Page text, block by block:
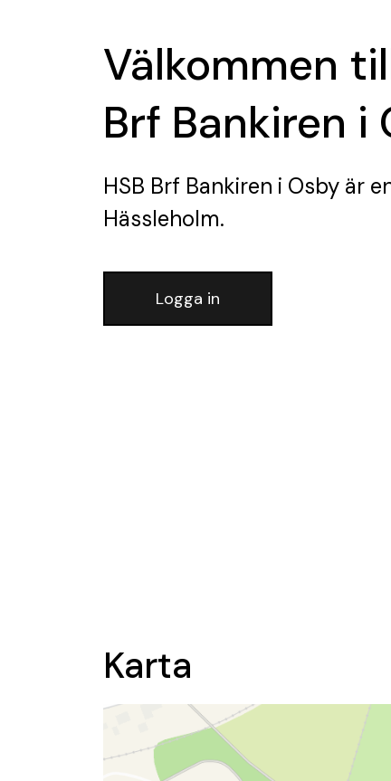
Välkommen
Brf Bankiren i
HSB Brf Bankiren i Osby är
Hässleholm.
Logga in
Karta